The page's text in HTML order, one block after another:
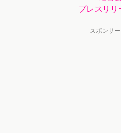
プレスリ
スポンサ